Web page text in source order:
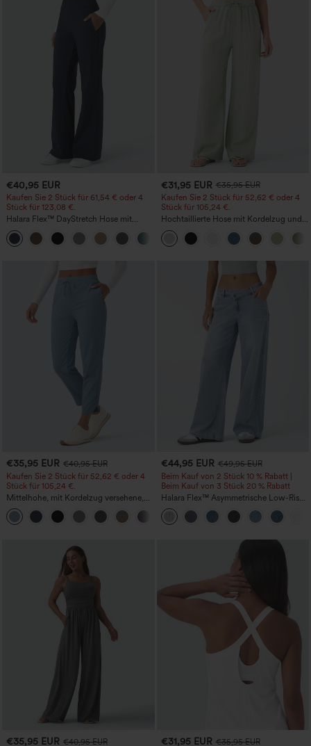
€40,95 EUR
Kaufen Sie 2 Stück für 61,54 € oder 4
Stück für 123,08 €.
Halara Flex™ DayStretch Hose mit
mittlerer Bundhöhe, seitlicher
Reißverschlusstasche und
Work‑Flare‑Schnitt
€31,95 EUR €35,95 EUR
Kaufen Sie 2 Stück für 52,62 € oder 4
Stück für 105,24 €.
Hochtaillierte Hose mit Kordelzug und
Taschen, weitem Bein, lässig und locker
in Leinenoptik
€35,95 EUR €40,95 EUR
Kaufen Sie 2 Stück für 52,62 € oder 4
Stück für 105,24 €.
Mittelhohe, mit Kordelzug versehene,
schnelltrocknende Golfhose mit schmal
zulaufendem Schnitt, abgerundetem
Saum und Taschen – UPF 40+
+2
€44,95 EUR €49,95 EUR
Beim Kauf von 2 Stück 10 % Rabatt |
Beim Kauf von 3 Stück 20 % Rabatt
Halara Flex™ Asymmetrische Low-Rise-
Jeans mit Reißverschlusstaschen,
Baggy-Stil, weitem Bein, gewaschen,
lässig
€35,95 EUR €40,95 EUR
€31,95 EUR €35,95 EUR